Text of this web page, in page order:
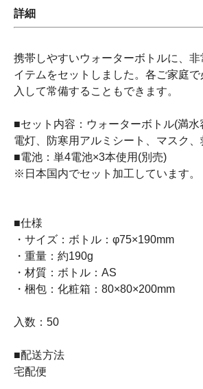
詳細
携帯しやすいウォーターボトルに、
イテムをセットしました。各ご家庭
入して常備することもできます。
■セット内容：ウォーターボトル(満水
電灯、防寒用アルミシート、マスク
■電池：単4電池×3本使用(別売)
※日本国内でセット加工しています。
■仕様
・サイズ：ボトル：φ75×190mm
・重量：約190g
・材質：ボトル：AS
・梱包：化粧箱：80×80×200mm
入数：50
■配送方法
宅配便